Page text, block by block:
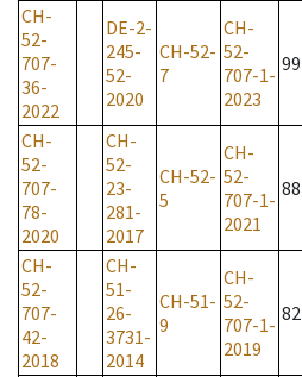
CH-
52-
707-
36-
2022
DE-2-
245-
52-
2020
CH-52-
7
CH-
52-
707-1-
2023
99
CH-
52-
707-
78-
2020
CH-
52-
23-
281-
2017
CH-52-
5
CH-
52-
707-1-
2021
88
CH-
52-
707-
42-
2018
CH-
51-
26-
3731-
2014
CH-51-
9
CH-
52-
707-1-
2019
82